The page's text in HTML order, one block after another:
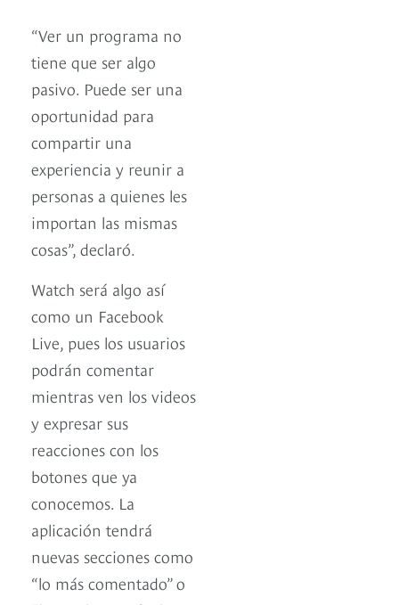
“Ver un programa no
tiene que ser algo
pasivo. Puede ser una
oportunidad para
compartir una
experiencia y reunir a
personas a quienes les
importan las mismas
cosas”, declaró.
Watch será algo así
como un Facebook
Live, pues los usuarios
podrán comentar
mientras ven los videos
y expresar sus
reacciones con los
botones que ya
conocemos. La
aplicación tendrá
nuevas secciones como
“lo más comentado” o